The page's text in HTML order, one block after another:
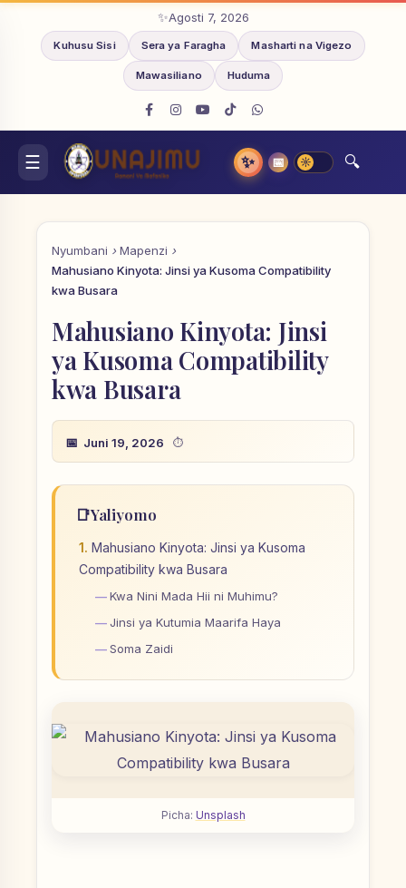
Agosti 7, 2026
Kuhusu Sisi Sera ya Faragha Masharti na Vigezo
Mawasiliano Huduma
✨ 📅
Nyumbani
Mapenzi
Mahusiano Kinyota: Jinsi ya Kusoma Compatibility
kwa Busara
Mahusiano Kinyota: Jinsi
ya Kusoma Compatibility
kwa Busara
Juni 19, 2026
📑Yaliyomo
Mahusiano Kinyota: Jinsi ya Kusoma
Compatibility kwa Busara
Kwa Nini Mada Hii ni Muhimu?
Jinsi ya Kutumia Maarifa Haya
Soma Zaidi
Picha: Unsplash